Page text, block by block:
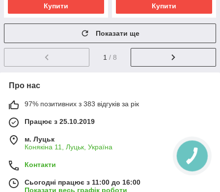
Купити Купити
Показати ще
1 / 8
Про нас
97% позитивних з 383 відгуків за рік
Працює з 25.10.2019
м. Луцьк
Конякіна 11, Луцьк, Україна
Контакти
Сьогодні працює з 11:00 до 16:00
Показати весь графік роботи